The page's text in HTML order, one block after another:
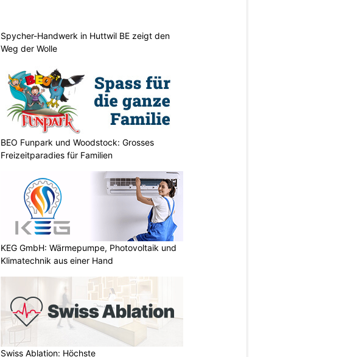
Spycher-Handwerk in Huttwil BE zeigt den
Weg der Wolle
BEO Funpark und Woodstock: Grosses
Freizeitparadies für Familien
KEG GmbH: Wärmepumpe, Photovoltaik und
Klimatechnik aus einer Hand
Swiss Ablation: Höchste